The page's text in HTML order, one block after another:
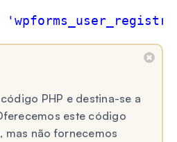
PHP e destina-se a
este código
mas não fornecemos